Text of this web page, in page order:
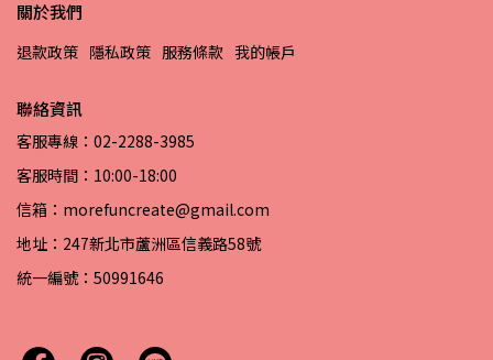
關於我們
退款政策 隱私政策 服務條款 我的帳戶
聯絡資訊
客服專線：02-2288-3985
客服時間：10:00-18:00
信箱：morefuncreate@gmail.com
地址：247新北市蘆洲區信義路58號
統一編號：50991646